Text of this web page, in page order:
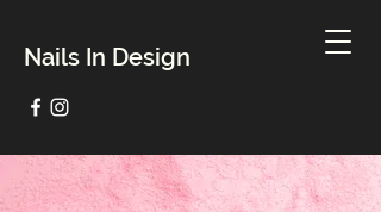
Nails In Design